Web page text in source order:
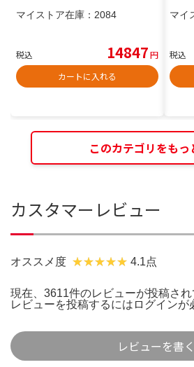
マイストア在庫： 2084
税込 14847円
カートに入れる
マイ
税込
このカテゴリをもっ
カスタマーレビュー
オススメ度 4.1点
現在、3611件のレビューが投稿され
レビューを投稿するには ログインが
レビューを書く